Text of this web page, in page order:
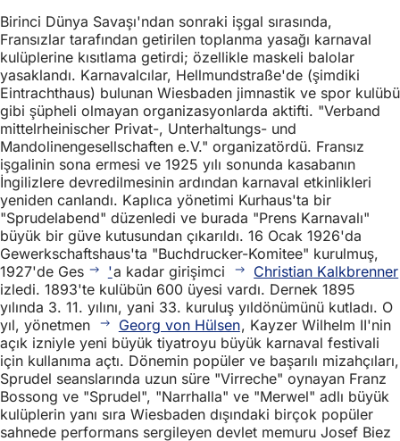
Birinci Dünya Savaşı'ndan sonraki işgal sırasında,
Fransızlar tarafından getirilen toplanma yasağı karnaval
kulüplerine kısıtlama getirdi; özellikle maskeli balolar
yasaklandı. Karnavalcılar, Hellmundstraße'de (şimdiki
Eintrachthaus) bulunan Wiesbaden jimnastik ve spor kulübü
gibi şüpheli olmayan organizasyonlarda aktifti. "Verband
mittelrheinischer Privat-, Unterhaltungs- und
Mandolinengesellschaften e.V." organizatördü. Fransız
işgalinin sona ermesi ve 1925 yılı sonunda kasabanın
İngilizlere devredilmesinin ardından karnaval etkinlikleri
yeniden canlandı. Kaplıca yönetimi Kurhaus'ta bir
"Sprudelabend" düzenledi ve burada "Prens Karnavalı"
büyük bir güve kutusundan çıkarıldı. 16 Ocak 1926'da
Gewerkschaftshaus'ta "Buchdrucker-Komitee" kurulmuş,
1927'de Ges
'a kadar girişimci
Christian Kalkbrenner
izledi. 1893'te kulübün 600 üyesi vardı. Dernek 1895
yılında 3. 11. yılını, yani 33. kuruluş yıldönümünü kutladı. O
yıl, yönetmen
Georg von Hülsen, Kayzer Wilhelm II'nin
açık izniyle yeni büyük tiyatroyu büyük karnaval festivali
için kullanıma açtı. Dönemin popüler ve başarılı mizahçıları,
Sprudel seanslarında uzun süre "Virreche" oynayan Franz
Bossong ve "Sprudel", "Narrhalla" ve "Merwel" adlı büyük
kulüplerin yanı sıra Wiesbaden dışındaki birçok popüler
sahnede performans sergileyen devlet memuru Josef Biez